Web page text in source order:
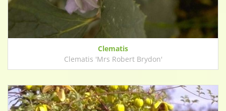
Clematis
Clematis 'Mrs Robert Brydon'